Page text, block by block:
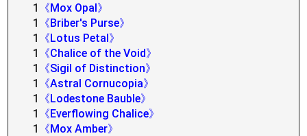
1
《Mox Opal》
1
《Briber's Purse》
1
《Lotus Petal》
1
《Chalice of the Void》
1
《Sigil of Distinction》
1
《Astral Cornucopia》
1
《Lodestone Bauble》
1
《Everflowing Chalice》
1
《Mox Amber》